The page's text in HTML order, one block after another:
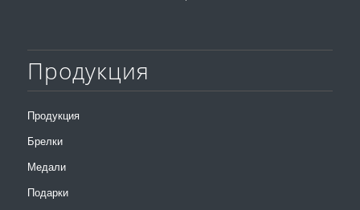
Продукция
Продукция
Брелки
Медали
Подарки